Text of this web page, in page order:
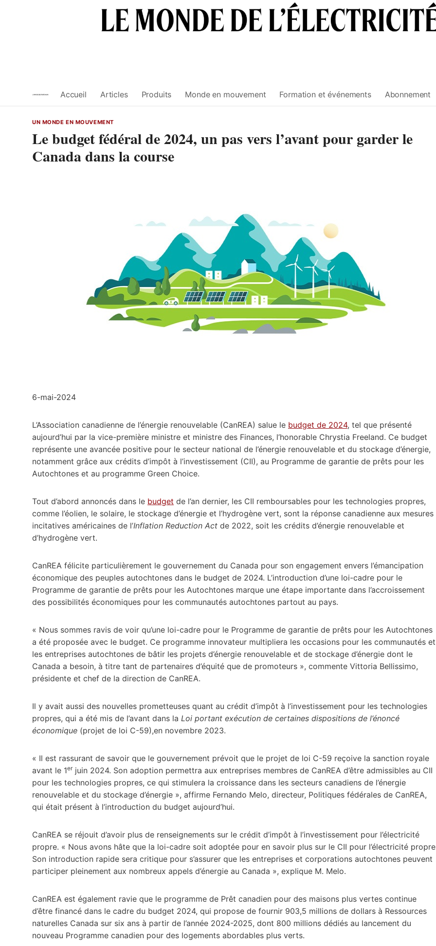
Accueil Articles Produits Monde en mouvement Formation et événements Abonnement
UN MONDE EN MOUVEMENT
Le budget fédéral de 2024, un pas vers l’avant pour garder le
Canada dans la course
6-mai-2024
L’Association canadienne de l’énergie renouvelable (CanREA) salue le budget de 2024, tel que présenté
aujourd’hui par la vice-première ministre et ministre des Finances, l’honorable Chrystia Freeland. Ce budget
représente une avancée positive pour le secteur national de l’énergie renouvelable et du stockage d’énergie,
notamment grâce aux crédits d’impôt à l’investissement (CII), au Programme de garantie de prêts pour les
Autochtones et au programme Green Choice.
Tout d’abord annoncés dans le budget de l’an dernier, les CII remboursables pour les technologies propres,
comme l’éolien, le solaire, le stockage d’énergie et l’hydrogène vert, sont la réponse canadienne aux mesures
incitatives américaines de l’Inflation Reduction Act de 2022, soit les crédits d’énergie renouvelable et
d’hydrogène vert.
CanREA félicite particulièrement le gouvernement du Canada pour son engagement envers l’émancipation
économique des peuples autochtones dans le budget de 2024. L’introduction d’une loi-cadre pour le
Programme de garantie de prêts pour les Autochtones marque une étape importante dans l’accroissement
des possibilités économiques pour les communautés autochtones partout au pays.
« Nous sommes ravis de voir qu’une loi-cadre pour le Programme de garantie de prêts pour les Autochtones
a été proposée avec le budget. Ce programme innovateur multipliera les occasions pour les communautés et
les entreprises autochtones de bâtir les projets d’énergie renouvelable et de stockage d’énergie dont le
Canada a besoin, à titre tant de partenaires d’équité que de promoteurs », commente Vittoria Bellissimo,
présidente et chef de la direction de CanREA.
Il y avait aussi des nouvelles prometteuses quant au crédit d’impôt à l’investissement pour les technologies
propres, qui a été mis de l’avant dans la Loi portant exécution de certaines dispositions de l’énoncé
économique (projet de loi C-59),en novembre 2023.
« Il est rassurant de savoir que le gouvernement prévoit que le projet de loi C-59 reçoive la sanction royale
avant le 1er juin 2024. Son adoption permettra aux entreprises membres de CanREA d’être admissibles au CII
pour les technologies propres, ce qui stimulera la croissance dans les secteurs canadiens de l’énergie
renouvelable et du stockage d’énergie », affirme Fernando Melo, directeur, Politiques fédérales de CanREA,
qui était présent à l’introduction du budget aujourd’hui.
CanREA se réjouit d’avoir plus de renseignements sur le crédit d’impôt à l’investissement pour l’électricité
propre. « Nous avons hâte que la loi-cadre soit adoptée pour en savoir plus sur le CII pour l’électricité
Son introduction rapide sera critique pour s’assurer que les entreprises et corporations autochtones peuvent
participer pleinement aux nombreux appels d’énergie au Canada », explique M. Melo.
CanREA est également ravie que le programme de Prêt canadien pour des maisons plus vertes continue
d’être financé dans le cadre du budget 2024, qui propose de fournir 903,5 millions de dollars à Ressources
naturelles Canada sur six ans à partir de l’année 2024-2025, dont 800 millions dédiés au lancement du
nouveau Programme canadien pour des logements abordables plus verts.